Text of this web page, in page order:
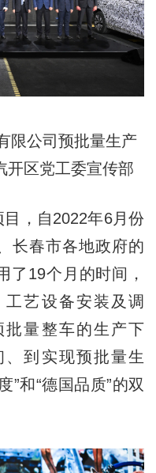
公司预批量生产
开区党工委宣传部
，自2022年6月份
长春市各地政府的
了19个月的时间，
艺设备安装及调
量整车的生产下
到实现预批量生
”和“德国品质”的双